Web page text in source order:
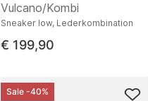
Vulcano/Kombi
Sneaker low, Lederkombination
€ 199,90
Sale -40%